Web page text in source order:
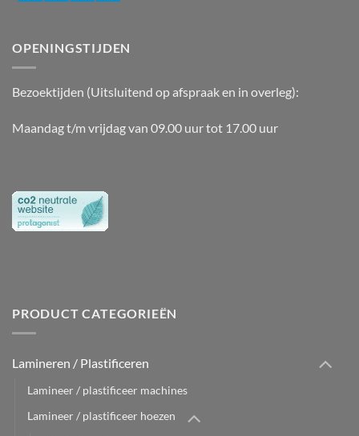
OPENINGSTIJDEN
Bezoektijden (Uitsluitend op afspraak en in overleg):
Maandag t/m vrijdag van 09.00 uur tot 17.00 uur
PRODUCT CATEGORIEËN
Lamineren / Plastificeren
Lamineer / plastificeer machines
Lamineer / plastificeer hoezen